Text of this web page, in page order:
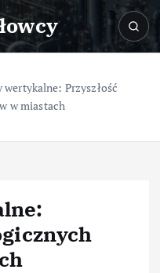
wertykalne: Przyszłość
w miastach